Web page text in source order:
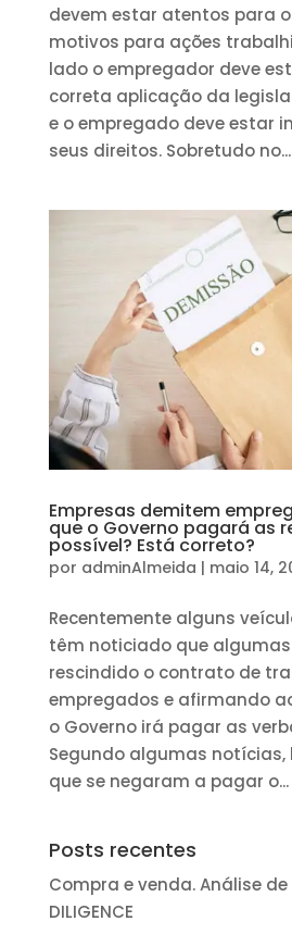
devem estar atentos para
motivos para ações
lado o empregador deve
correta aplicação da
e o empregado deve estar
seus direitos. Sobretudo no...
Empresas demitem
que o Governo pagará as
possível? Está correto?
por adminAlmeida | maio 14,
Recentemente alguns
têm noticiado que
rescindido o contrato de
empregados e afirmando
o Governo irá pagar as
Segundo algumas notícias,
que se negaram a pagar o...
Posts recentes
Compra e venda. Análise de
DILIGENCE